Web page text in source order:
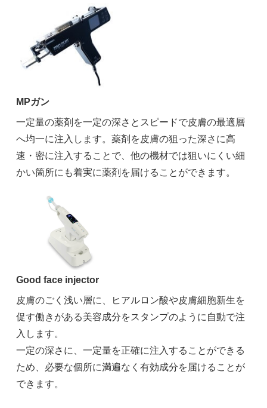
MPガン
一定量の薬剤を一定の深さとスピードで皮膚の最適層
へ均一に注入します。薬剤を皮膚の狙った深さに高
速・密に注入することで、他の機材では狙いにくい細
かい箇所にも着実に薬剤を届けることができます。
Good face injector
皮膚のごく浅い層に、ヒアルロン酸や皮膚細胞新生を
促す働きがある美容成分をスタンプのように自動で注
入します。
一定の深さに、一定量を正確に注入することができる
ため、必要な個所に満遍なく有効成分を届けることが
できます。